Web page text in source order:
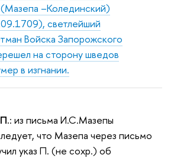
–Колединский)
светлейший
Войска Запорожского
на сторону шведов
в изгнании.
: из письма И.С.Мазепы
что Мазепа через письмо
указ П. (не сохр.) об